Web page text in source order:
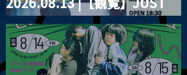
RIGHT!! vol.26